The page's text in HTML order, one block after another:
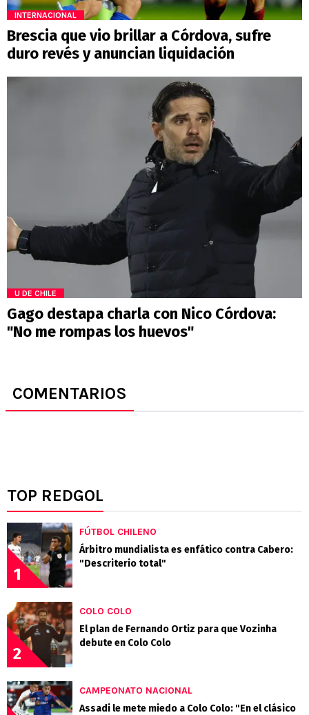
INTERNACIONAL
Brescia que vio brillar a Córdova, sufre
duro revés y anuncian liquidación
U DE CHILE
Gago destapa charla con Nico Córdova:
"No me rompas los huevos"
COMENTARIOS
TOP REDGOL
1
FÚTBOL CHILENO
Árbitro mundialista es enfático contra Cabero:
"Descriterio total"
2
COLO COLO
El plan de Fernando Ortiz para que Vozinha
debute en Colo Colo
CAMPEONATO NACIONAL
Assadi le mete miedo a Colo Colo: "En el clásico